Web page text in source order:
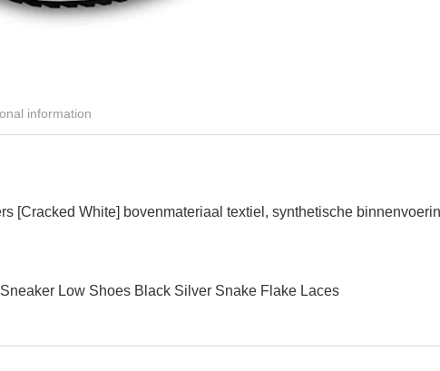
information
[Cracked White] bovenmateriaal textiel, synthetische
Low Shoes Black Silver Snake Flake Laces